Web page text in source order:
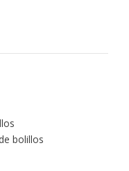
bolillos